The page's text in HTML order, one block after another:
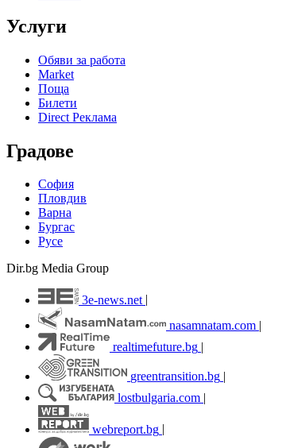
Услуги
Обяви за работа
Market
Поща
Билети
Direct Реклама
Градове
София
Пловдив
Варна
Бургас
Русе
Dir.bg Media Group
3e-news.net
nasamnatam.com |
realtimefuture.bg |
greentransition.bg |
lostbulgaria.com |
webreport.bg